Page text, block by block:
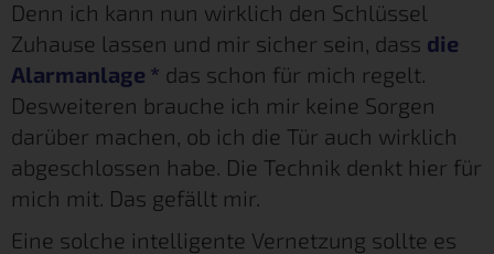
Denn ich kann nun wirklich den Schlüssel
Zuhause lassen und mir sicher sein, dass die
Alarmanlage * das schon für mich regelt.
Desweiteren brauche ich mir keine Sorgen
darüber machen, ob ich die Tür auch wirklich
abgeschlossen habe. Die Technik denkt hier für
mich mit. Das gefällt mir.
Eine solche intelligente Vernetzung sollte es